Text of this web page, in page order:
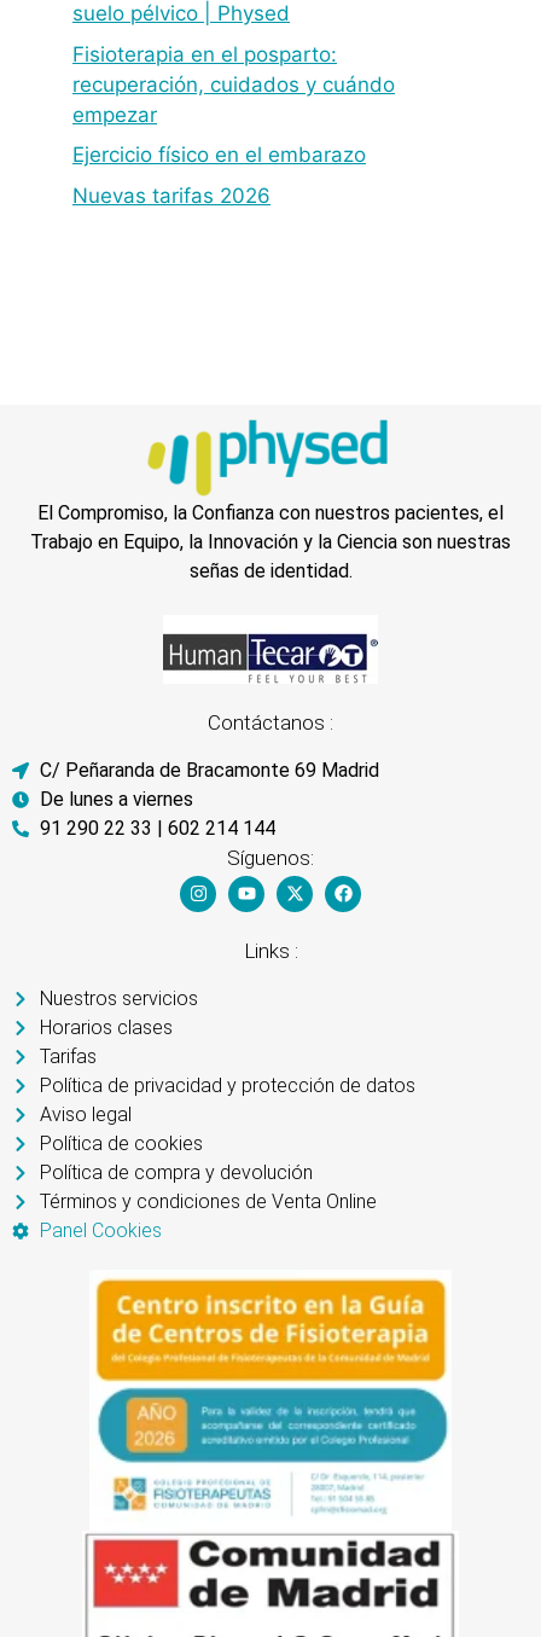
suelo pélvico | Physed
Fisioterapia en el posparto:
recuperación, cuidados y cuándo
empezar
Ejercicio físico en el embarazo
Nuevas tarifas 2026
El Compromiso, la Confianza con nuestros pacientes, el
Trabajo en Equipo, la Innovación y la Ciencia son nuestras
señas de identidad.
Contáctanos :
C/ Peñaranda de Bracamonte 69 Madrid
De lunes a viernes
91 290 22 33 | 602 214 144
Síguenos:
Links :
Nuestros servicios
Horarios clases
Tarifas
Política de privacidad y protección de datos
Aviso legal
Política de cookies
Política de compra y devolución
Términos y condiciones de Venta Online
Panel Cookies